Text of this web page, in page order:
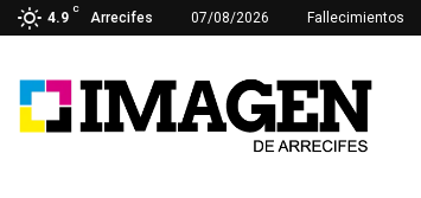
4.9
C
Arrecifes 07/08/2026 Fallecimientos